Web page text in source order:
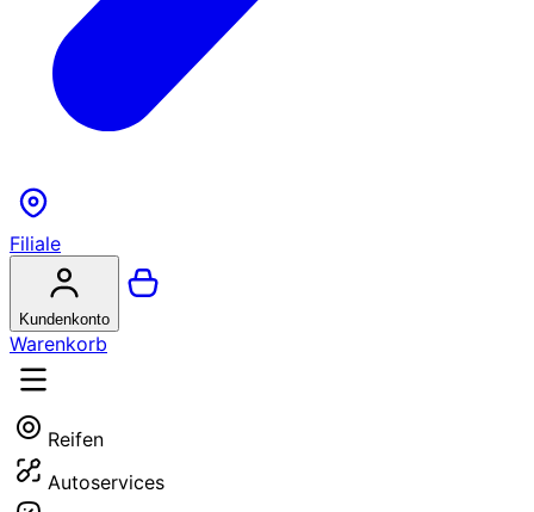
Filiale
Kundenkonto
Warenkorb
Reifen
Autoservices